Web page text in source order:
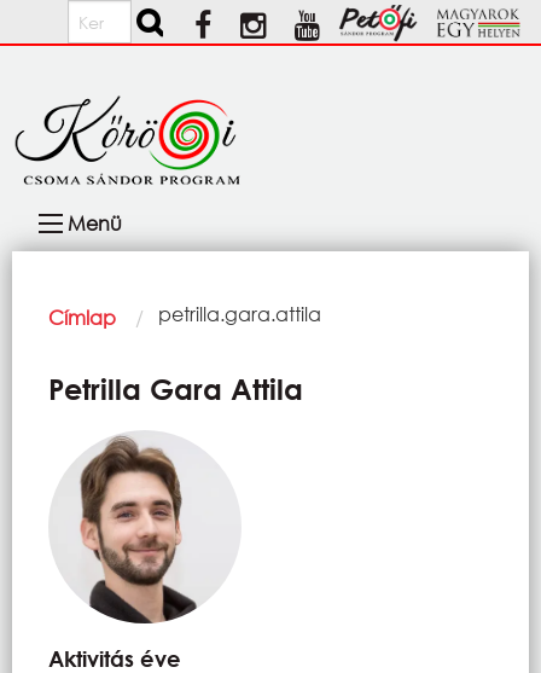
Ugrás a tartalomra
Keresés
navigáció
Menü
Morzsa
Címlap Current:
petrilla.gara.attila
Petrilla Gara Attila
Aktivitás éve